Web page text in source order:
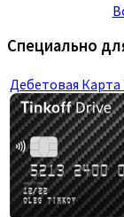
Специально
Дебетовая Карта